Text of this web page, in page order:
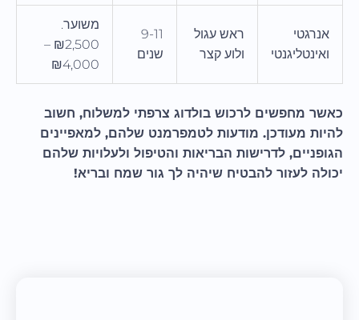
אנרגטי
ואינטליגנטי
ראש עגול
ולוע קצר
9-11
שנים
משוער.
₪2,500 –
₪4,000
כאשר מחפשים לרכוש בולדוג צרפתי למשלוח, חשוב
להיות מעודכן. מודעות לטמפרמנט שלהם, למאפיינים
הגופניים, לדרישות הבריאות והטיפול ולעלויות שלהם
יכולה לעזור להבטיח שיהיה לך גור שמח ובריא!